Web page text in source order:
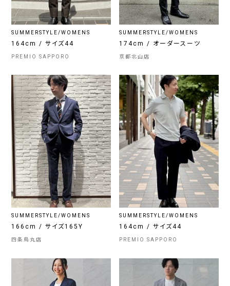
SUMMERSTYLE/WOMENS
164cm / サイズ44
PREMIO SAPPORO
SUMMERSTYLE/WOMENS
174cm / オーダースーツ
京都北山店
SUMMERSTYLE/WOMENS
166cm / サイズ165Y
四条烏丸店
SUMMERSTYLE/WOMENS
164cm / サイズ44
PREMIO SAPPORO